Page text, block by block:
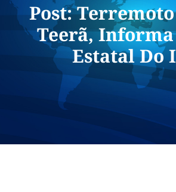
Post:
Teerã,
Estatal Do